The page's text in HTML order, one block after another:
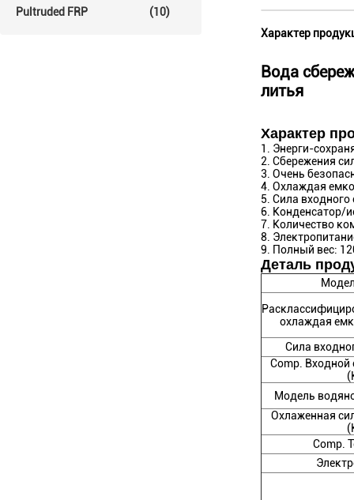
Pultruded FRP (10)
Характер
Вода
литья
Характер
1. Энерги-
2. Сбережения
3. Очень
4. Охлаждая
5. Сила входного
6. Конденсатор/
7. Количество
8.
9. Полный вес:
Деталь
охлаждая
Сила
Comp. Входной
Модель
Охлаженная
Comp.